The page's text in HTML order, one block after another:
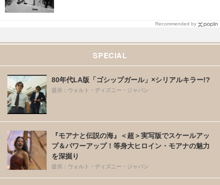
Recommended by
SPECIAL
80年代LA版「ゴシップガール」×シリアルキラー!?
提供：ウォルト・ディズニー・ジャパン
『モアナと伝説の海』＜超＞実写版でスケールアッ
プ＆パワーアップ！等身大ヒロイン・モアナの魅力
を深掘り
提供：ウォルト・ディズニー・ジャパン